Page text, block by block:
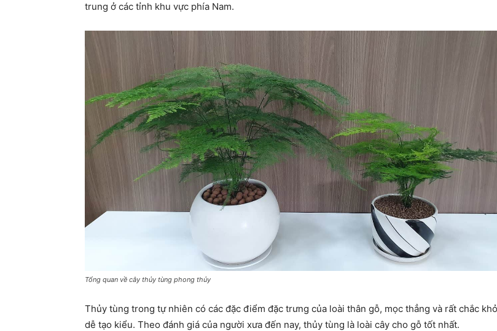
chúng
ta
trung ở các tỉnh khu vực phía Nam.
Tổng quan về cây thủy tùng phong thủy
Thủy tùng trong tự nhiên có các đặc điểm đặc trưng của loài thân gỗ, mọc thẳng và rất chắc
dễ tạo kiểu. Theo đánh giá của người xưa đến nay, thủy tùng là loài cây cho gỗ tốt nhất.